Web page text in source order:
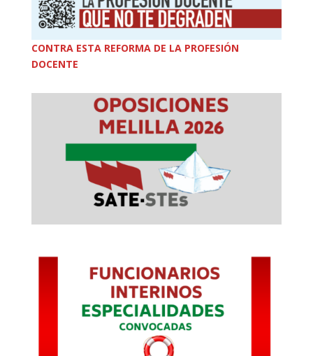
CONTRA ESTA REFORMA DE LA PROFESIÓN
DOCENTE